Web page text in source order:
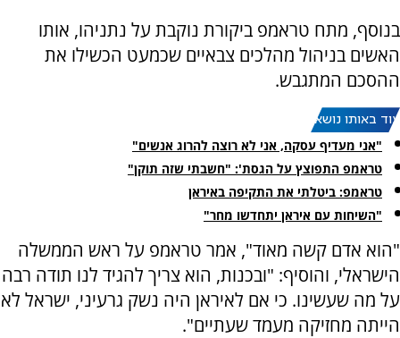
בנוסף, מתח טראמפ ביקורת נוקבת על נתניהו, אותו
האשים בניהול מהלכים צבאיים שכמעט הכשילו את
ההסכם המתגבש.
עוד באותו נושא:
"אני מעדיף עסקה, אני לא רוצה להרוג אנשים"
טראמפ התפוצץ על הגסת': "חשבתי שזה תוקן"
טראמפ: ביטלתי את התקיפה באיראן
"השיחות עם איראן יתחדשו מחר"
"הוא אדם קשה מאוד", אמר טראמפ על ראש הממשלה
הישראלי, והוסיף: "ובכנות, הוא צריך להגיד לנו תודה רבה
על מה שעשינו. כי אם לאיראן היה נשק גרעיני, ישראל לא
הייתה מחזיקה מעמד שעתיים".